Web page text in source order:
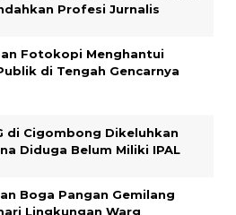
Profesi Jurnalis
Fotokopi Menghantui
di Tengah Gencarnya
di Cigombong Dikeluhkan
Diduga Belum Miliki IPAL
Boga Pangan Gemilang
Lingkungan Warg